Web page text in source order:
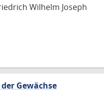
Wilhelm Joseph
Gewächse